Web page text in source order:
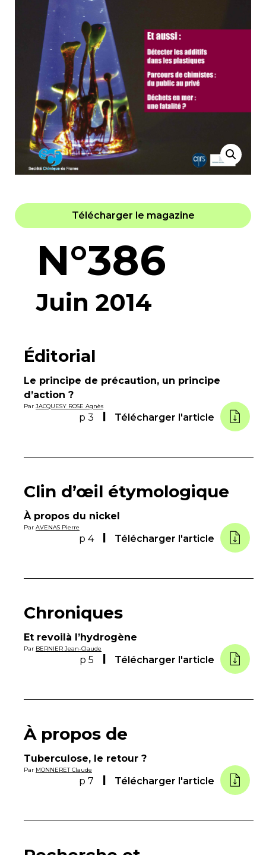
Télécharger le magazine
N°386
Juin 2014
Éditorial
Le principe de précaution, un principe
d’action ?
Par JACQUESY ROSE Agnès
p 3 Télécharger l'article
Clin d’œil étymologique
À propos du nickel
Par AVENAS Pierre
p 4 Télécharger l'article
Chroniques
Et revoilà l’hydrogène
Par BERNIER Jean-Claude
p 5 Télécharger l'article
À propos de
Tuberculose, le retour ?
Par MONNERET Claude
p 7 Télécharger l'article